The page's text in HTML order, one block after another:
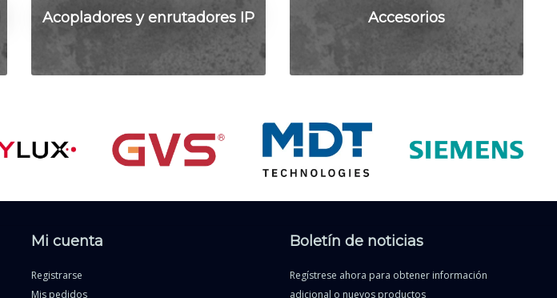
Acopladores y enrutadores IP Accesorios
Mi cuenta
Registrarse
Mis pedidos
Boletín de noticias
Regístrese ahora para obtener información
adicional o nuevos productos